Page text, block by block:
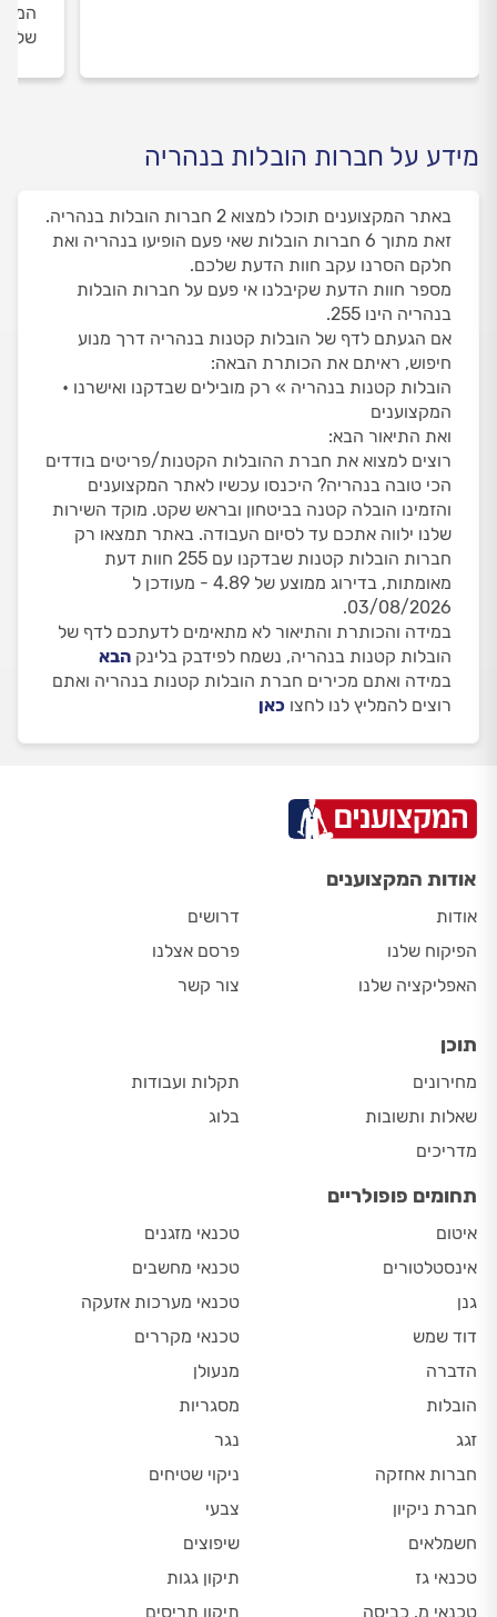
מידע על חברות הובלות בנהריה
באתר המקצוענים תוכלו למצוא 2 חברות הובלות בנהריה.
זאת מתוך 6 חברות הובלות שאי פעם הופיעו בנהריה ואת
חלקם הסרנו עקב חוות הדעת שלכם.
מספר חוות הדעת שקיבלנו אי פעם על חברות הובלות
בנהריה הינו 255.
אם הגעתם לדף של הובלות קטנות בנהריה דרך מנוע
חיפוש, ראיתם את הכותרת הבאה:
הובלות קטנות בנהריה » רק מובילים שבדקנו ואישרנו •
המקצוענים
ואת התיאור הבא:
רוצים למצוא את חברת ההובלות הקטנות/פריטים בודדים
הכי טובה בנהריה? היכנסו עכשיו לאתר המקצוענים
והזמינו הובלה קטנה בביטחון ובראש שקט. מוקד השירות
שלנו ילווה אתכם עד לסיום העבודה. באתר תמצאו רק
חברות הובלות קטנות שבדקנו עם 255 חוות דעת
מאומתות, בדירוג ממוצע של 4.89 - מעודכן ל
03/08/2026.
במידה והכותרת והתיאור לא מתאימים לדעתכם לדף של
הובלות קטנות בנהריה, נשמח לפידבק בלינק הבא
במידה ואתם מכירים חברת הובלות קטנות בנהריה ואתם
רוצים להמליץ לנו לחצו כאן
אודות המקצוענים
אודות
הפיקוח שלנו
האפליקציה שלנו
דרושים
פרסם אצלנו
צור קשר
תוכן
מחירונים
שאלות ותשובות
מדריכים
תקלות ועבודות
בלוג
תחומים פופולריים
איטום
אינסטלטורים
גנן
דוד שמש
הדברה
הובלות
זגג
חברות אחזקה
חברת ניקיון
חשמלאים
טכנאי גז
טכנאי מ. כביסה
טכנאי מזגנים
טכנאי מחשבים
טכנאי מערכות אזעקה
טכנאי מקררים
מנעולן
מסגריות
נגר
ניקוי שטיחים
צבעי
שיפוצים
תיקון גגות
תיקון תריסים